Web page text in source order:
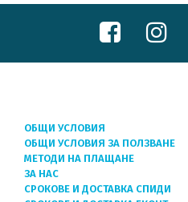
ОБЩИ УСЛОВИЯ
ОБЩИ УСЛОВИЯ ЗА ПОЛЗВАНЕ
МЕТОДИ НА ПЛАЩАНЕ
ЗА НАС
СРОКОВЕ И ДОСТАВКА СПИДИ